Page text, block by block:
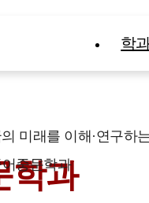
중문학과
학
미래를 이해·연구하
학과